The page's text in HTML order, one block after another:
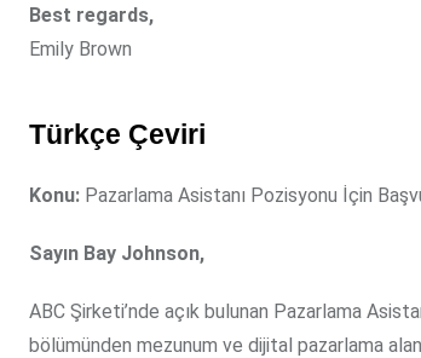
Best regards,
Emily Brown
Türkçe Çeviri
Konu: Pazarlama Asistanı Pozisyonu İçin
Sayın Bay Johnson,
ABC Şirketi’nde açık bulunan Pazarlama
bölümünden mezunum ve dijital pazarlama